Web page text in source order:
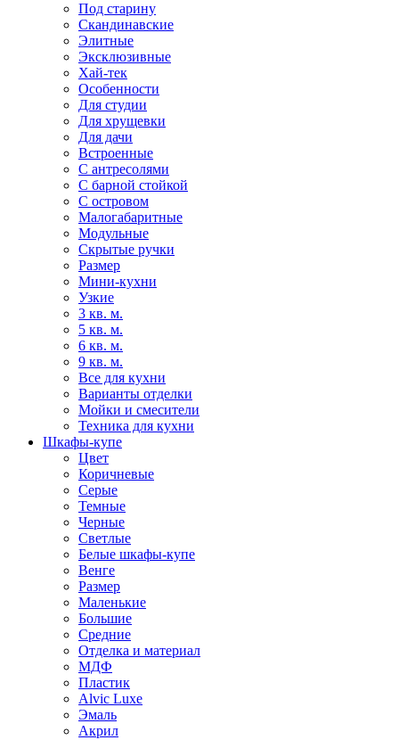
Под старину
Скандинавские
Элитные
Эксклюзивные
Хай-тек
Особенности
Для студии
Для хрущевки
Для дачи
Встроенные
С антресолями
С барной стойкой
С островом
Малогабаритные
Модульные
Скрытые ручки
Размер
Мини-кухни
Узкие
3 кв. м.
5 кв. м.
6 кв. м.
9 кв. м.
Все для кухни
Варианты отделки
Мойки и смесители
Техника для кухни
Шкафы-купе
Цвет
Коричневые
Серые
Темные
Черные
Светлые
Белые шкафы-купе
Венге
Размер
Маленькие
Большие
Средние
Отделка и материал
МДФ
Пластик
Alvic Luxe
Эмаль
Акрил